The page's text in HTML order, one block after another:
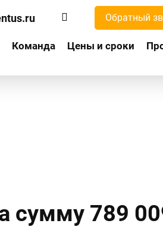
Обратный
Команда Цены и сроки
сумму 789